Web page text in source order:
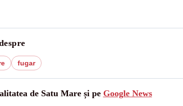
fugar
de Satu Mare și pe Google News